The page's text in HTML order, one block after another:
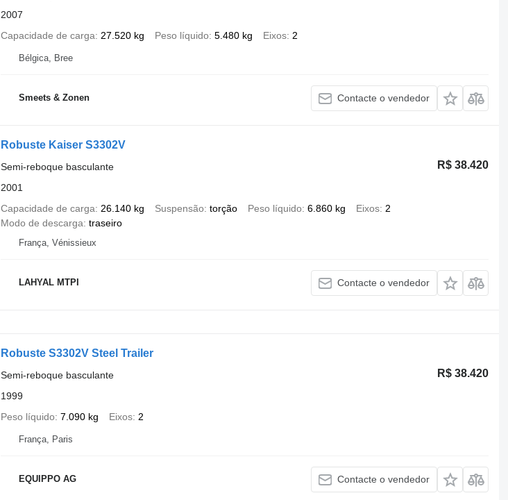
2007
Capacidade de carga
27.520 kg Peso líquido 5.480 kg Eixos 2
Bélgica, Bree
Smeets & Zonen Contacte o vendedor
Robuste Kaiser S3302V
R$ 38.420
Semi-reboque basculante
2001
Capacidade de carga
26.140 kg Suspensão torção Peso líquido 6.860 kg Eixos 2
Modo de descarga traseiro
França, Vénissieux
LAHYAL MTPI Contacte o vendedor
Robuste S3302V Steel Trailer
R$ 38.420
Semi-reboque basculante
1999
Peso líquido 7.090 kg Eixos 2
França, Paris
EQUIPPO AG Contacte o vendedor